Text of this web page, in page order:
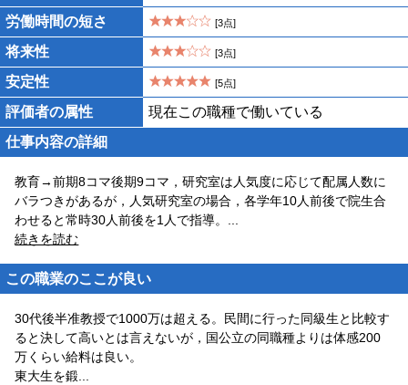
労働時間の短さ [3点]
将来性 [3点]
安定性 [5点]
評価者の属性
現在この職種で働いている
仕事内容の詳細
教育→前期8コマ後期9コマ，研究室は人気度に応じて配属人数に
バラつきがあるが，人気研究室の場合，各学年10人前後で院生合
わせると常時30人前後を1人で指導。 ...
続きを読む
この職業のここが良い
30代後半准教授で1000万は超える。民間に行った同級生と比較す
ると決して高いとは言えないが，国公立の同職種よりは体感200
万くらい給料は良い。
東大生を鍛...